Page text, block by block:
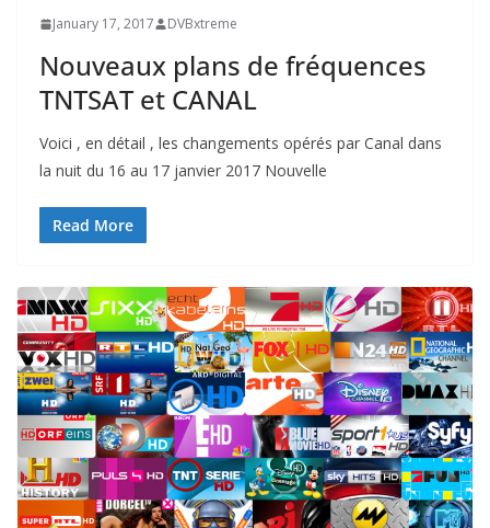
January 17, 2017 DVBxtreme
Nouveaux plans de fréquences
TNTSAT et CANAL
Voici , en détail , les changements opérés par Canal dans
la nuit du 16 au 17 janvier 2017 Nouvelle
Read More